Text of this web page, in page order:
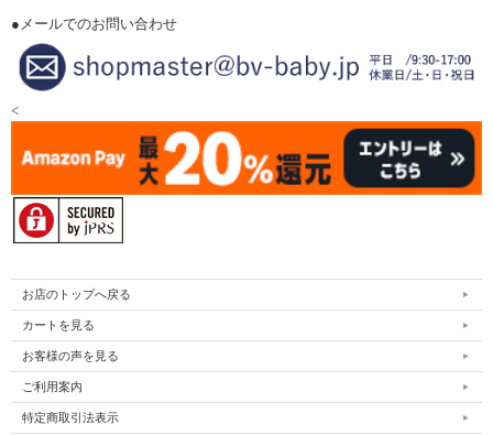
●メールでのお問い合わせ
<
お店のトップへ戻る
カートを見る
お客様の声を見る
ご利用案内
特定商取引法表示